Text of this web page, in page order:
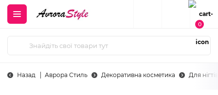
0
Назад Аврора Стиль Декоративна косметика Для нігтів